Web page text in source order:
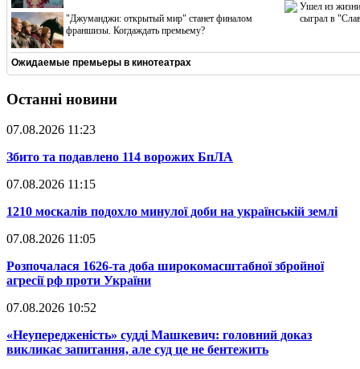
"Джуманджи: открытый мир" станет финалом
франшизы. Когдаждать премьему?
Ушел из жизни
сыграл в
Ожидаемые премьеры в кинотеатрах
Останні новини
07.08.2026 11:23
​Збито та подавлено 114 ворожих БпЛА
07.08.2026 11:15
​1210 москалів подохло минулої доби на українській землі
07.08.2026 11:05
​Розпочалася 1626-та доба широкомасштабної збройної
агресії рф проти України
07.08.2026 10:52
​«Неупередженість» судді Машкевич: головний доказ
викликає запитання, але суд це не бентежить